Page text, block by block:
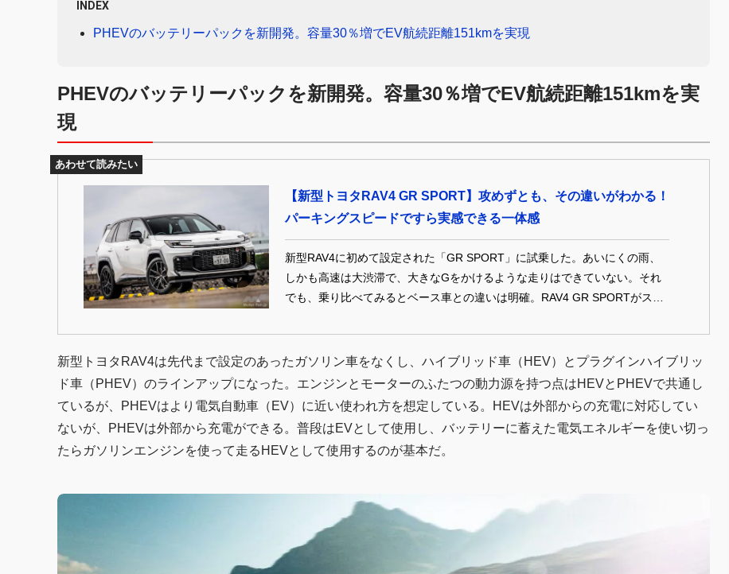
INDEX
PHEVのバッテリーパックを新開発。容量30％増でEV航続距離151kmを実現
PHEVのバッテリーパックを新開発。容量30％増でEV航続距離151kmを実
現
あわせて読みたい
【新型トヨタRAV4 GR SPORT】攻めずとも、その違いがわかる！
パーキングスピードですら実感できる一体感
新型RAV4に初めて設定された「GR SPORT」に試乗した。あいにくの雨、
しかも高速は大渋滞で、大きなGをかけるような走りはできていない。それ
でも、乗り比べてみるとベース車との違いは明確。RAV4 GR SPORTがスポ
新型トヨタRAV4は先代まで設定のあったガソリン車をなくし、ハイブリッド車（HEV）とプラグインハイブリッ
ド車（PHEV）のラインアップになった。エンジンとモーターのふたつの動力源を持つ点はHEVとPHEVで共通し
ているが、PHEVはより電気自動車（EV）に近い使われ方を想定している。HEVは外部からの充電に対応してい
ないが、PHEVは外部から充電ができる。普段はEVとして使用し、バッテリーに蓄えた電気エネルギーを使い切っ
たらガソリンエンジンを使って走るHEVとして使用するのが基本だ。